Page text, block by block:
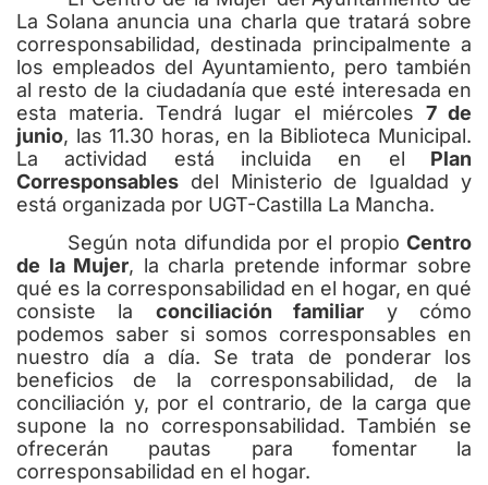
La Solana anuncia una charla que tratará sobre
corresponsabilidad, destinada principalmente a
los empleados del Ayuntamiento, pero también
al resto de la ciudadanía que esté interesada en
esta materia. Tendrá lugar el miércoles 7 de
junio, las 11.30 horas, en la Biblioteca Municipal.
La actividad está incluida en el Plan
Corresponsables del Ministerio de Igualdad y
está organizada por UGT-Castilla La Mancha.
Según nota difundida por el propio Centro
de la Mujer, la charla pretende informar sobre
qué es la corresponsabilidad en el hogar, en qué
consiste la conciliación familiar y cómo
podemos saber si somos corresponsables en
nuestro día a día. Se trata de ponderar los
beneficios de la corresponsabilidad, de la
conciliación y, por el contrario, de la carga que
supone la no corresponsabilidad. También se
ofrecerán pautas para fomentar la
corresponsabilidad en el hogar.